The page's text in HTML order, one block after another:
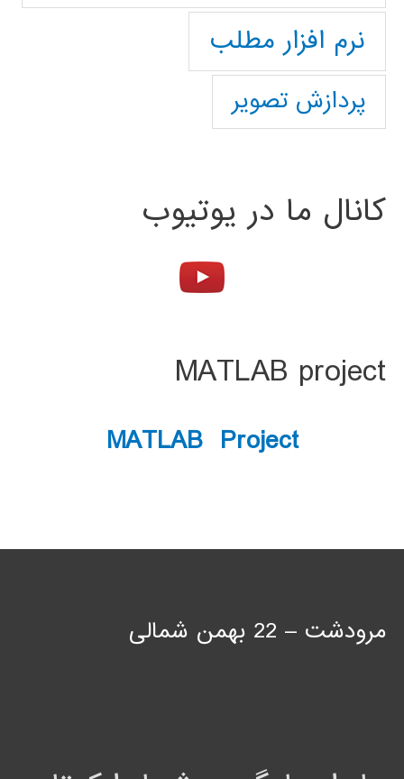
نرم افزار مطلب
پردازش تصویر
کانال ما در یوتیوب
MATLAB project
MATLAB Project
مرودشت – 22 بهمن شمالی